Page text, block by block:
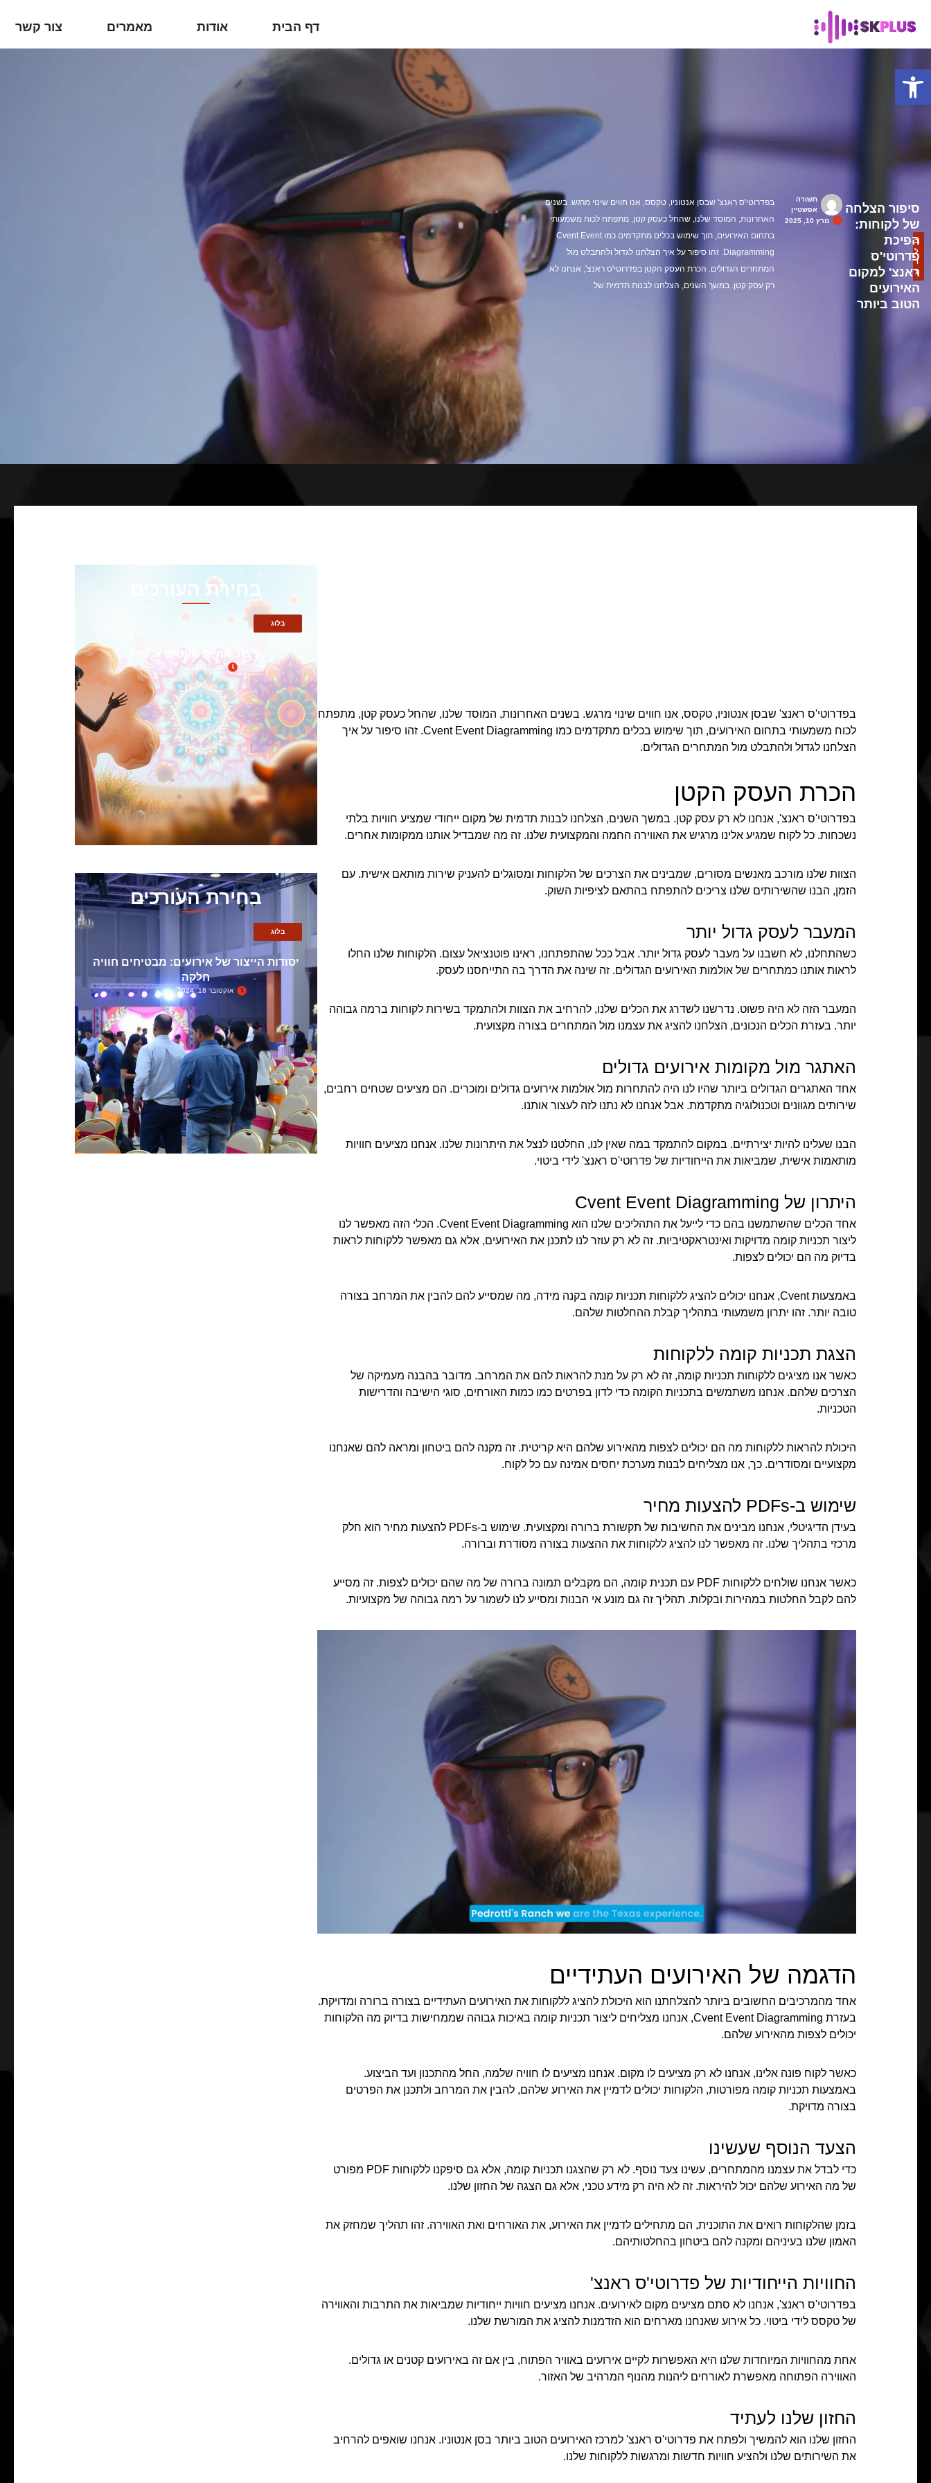
דף הבית אודות מאמרים צור קשר
ב
ל
ו
ג
סיפור הצלחה
של לקוחות:
הפיכת
פדרוטי'ס
ראנצ' למקום
האירועים
הטוב ביותר
תשורה
אפשטיין
מרץ 10, 2025
בפדרוטי'ס ראנצ' שבסן אנטוניו, טקסס, אנו חווים שינוי מרגש. בשנים
האחרונות, המוסד שלנו, שהחל כעסק קטן, מתפתח לכוח משמעותי
בתחום האירועים, תוך שימוש בכלים מתקדמים כמו Cvent Event
Diagramming. זהו סיפור על איך הצלחנו לגדול ולהתבלט מול
המתחרים הגדולים. הכרת העסק הקטן בפדרוטי'ס ראנצ', אנחנו לא
רק עסק קטן. במשך השנים, הצלחנו לבנות תדמית של
בפדרוטי'ס ראנצ' שבסן אנטוניו, טקסס, אנו חווים שינוי מרגש. בשנים האחרונות, המוסד שלנו, שהחל כעסק קטן, מתפתח
לכוח משמעותי בתחום האירועים, תוך שימוש בכלים מתקדמים כמו Cvent Event Diagramming. זהו סיפור על איך
הצלחנו לגדול ולהתבלט מול המתחרים הגדולים.
הכרת העסק הקטן
בפדרוטי'ס ראנצ', אנחנו לא רק עסק קטן. במשך השנים, הצלחנו לבנות תדמית של מקום ייחודי שמציע חוויות בלתי
נשכחות. כל לקוח שמגיע אלינו מרגיש את האווירה החמה והמקצועית שלנו. זה מה שמבדיל אותנו ממקומות אחרים.
הצוות שלנו מורכב מאנשים מסורים, שמבינים את הצרכים של הלקוחות ומסוגלים להעניק שירות מותאם אישית. עם
הזמן, הבנו שהשירותים שלנו צריכים להתפתח בהתאם לציפיות השוק.
המעבר לעסק גדול יותר
כשהתחלנו, לא חשבנו על מעבר לעסק גדול יותר. אבל ככל שהתפתחנו, ראינו פוטנציאל עצום. הלקוחות שלנו החלו
לראות אותנו כמתחרים של אולמות האירועים הגדולים. זה שינה את הדרך בה התייחסנו לעסק.
המעבר הזה לא היה פשוט. נדרשנו לשדרג את הכלים שלנו, להרחיב את הצוות ולהתמקד בשירות לקוחות ברמה גבוהה
יותר. בעזרת הכלים הנכונים, הצלחנו להציג את עצמנו מול המתחרים בצורה מקצועית.
האתגר מול מקומות אירועים גדולים
אחד האתגרים הגדולים ביותר שהיו לנו היה להתחרות מול אולמות אירועים גדולים ומוכרים. הם מציעים שטחים רחבים,
שירותים מגוונים וטכנולוגיה מתקדמת. אבל אנחנו לא נתנו לזה לעצור אותנו.
הבנו שעלינו להיות יצירתיים. במקום להתמקד במה שאין לנו, החלטנו לנצל את היתרונות שלנו. אנחנו מציעים חוויות
מותאמות אישית, שמביאות את הייחודיות של פדרוטי'ס ראנצ' לידי ביטוי.
היתרון של Cvent Event Diagramming
אחד הכלים שהשתמשנו בהם כדי לייעל את התהליכים שלנו הוא Cvent Event Diagramming. הכלי הזה מאפשר לנו
ליצור תכניות קומה מדויקות ואינטראקטיביות. זה לא רק עוזר לנו לתכנן את האירועים, אלא גם מאפשר ללקוחות לראות
בדיוק מה הם יכולים לצפות.
באמצעות Cvent, אנחנו יכולים להציג ללקוחות תכניות קומה בקנה מידה, מה שמסייע להם להבין את המרחב בצורה
טובה יותר. זהו יתרון משמעותי בתהליך קבלת ההחלטות שלהם.
הצגת תכניות קומה ללקוחות
כאשר אנו מציגים ללקוחות תכניות קומה, זה לא רק על מנת להראות להם את המרחב. מדובר בהבנה מעמיקה של
הצרכים שלהם. אנחנו משתמשים בתכניות הקומה כדי לדון בפרטים כמו כמות האורחים, סוגי הישיבה והדרישות
הטכניות.
היכולת להראות ללקוחות מה הם יכולים לצפות מהאירוע שלהם היא קריטית. זה מקנה להם ביטחון ומראה להם שאנחנו
מקצועיים ומסודרים. כך, אנו מצליחים לבנות מערכת יחסים אמינה עם כל לקוח.
שימוש ב-PDFs להצעות מחיר
בעידן הדיגיטלי, אנחנו מבינים את החשיבות של תקשורת ברורה ומקצועית. שימוש ב-PDFs להצעות מחיר הוא חלק
מרכזי בתהליך שלנו. זה מאפשר לנו להציג ללקוחות את ההצעות בצורה מסודרת וברורה.
כאשר אנחנו שולחים ללקוחות PDF עם תכנית קומה, הם מקבלים תמונה ברורה של מה שהם יכולים לצפות. זה מסייע
להם לקבל החלטות במהירות ובקלות. תהליך זה גם מונע אי הבנות ומסייע לנו לשמור על רמה גבוהה של מקצועיות.
הדגמה של האירועים העתידיים
אחד מהמרכיבים החשובים ביותר להצלחתנו הוא היכולת להציג ללקוחות את האירועים העתידיים בצורה ברורה ומדויקת.
בעזרת Cvent Event Diagramming, אנחנו מצליחים ליצור תכניות קומה באיכות גבוהה שממחישות בדיוק מה הלקוחות
יכולים לצפות מהאירוע שלהם.
כאשר לקוח פונה אלינו, אנחנו לא רק מציעים לו מקום. אנחנו מציעים לו חוויה שלמה, החל מהתכנון ועד הביצוע.
באמצעות תכניות קומה מפורטות, הלקוחות יכולים לדמיין את האירוע שלהם, להבין את המרחב ולתכנן את הפרטים
בצורה מדויקת.
הצעד הנוסף שעשינו
כדי לבדל את עצמנו מהמתחרים, עשינו צעד נוסף. לא רק שהצגנו תכניות קומה, אלא גם סיפקנו ללקוחות PDF מפורט
של מה האירוע שלהם יכול להיראות. זה לא היה רק מידע טכני, אלא גם הצגה של החזון שלנו.
בזמן שהלקוחות רואים את התוכנית, הם מתחילים לדמיין את האירוע, את האורחים ואת האווירה. זהו תהליך שמחזק את
האמון שלנו בעיניהם ומקנה להם ביטחון בהחלטותיהם.
החוויות הייחודיות של פדרוטי'ס ראנצ'
בפדרוטי'ס ראנצ', אנחנו לא סתם מציעים מקום לאירועים. אנחנו מציעים חוויות ייחודיות שמביאות את התרבות והאווירה
של טקסס לידי ביטוי. כל אירוע שאנחנו מארחים הוא הזדמנות להציג את המורשת שלנו.
אחת מהחוויות המיוחדות שלנו היא האפשרות לקיים אירועים באוויר הפתוח, בין אם זה באירועים קטנים או גדולים.
האווירה הפתוחה מאפשרת לאורחים ליהנות מהנוף המרהיב של האזור.
החזון שלנו לעתיד
החזון שלנו הוא להמשיך ולפתח את פדרוטי'ס ראנצ' למרכז האירועים הטוב ביותר בסן אנטוניו. אנחנו שואפים להרחיב
את השירותים שלנו ולהציע חוויות חדשות ומרגשות ללקוחות שלנו.
בחירת העורכים
בלוג
עיצוב חוויות מותאם אישית
מאי 5, 2025
בחירת העורכים
בלוג
יסודות הייצור של אירועים: מבטיחים חוויה
חלקה
אוקטובר 18, 2024
פתח סרגל נגישות